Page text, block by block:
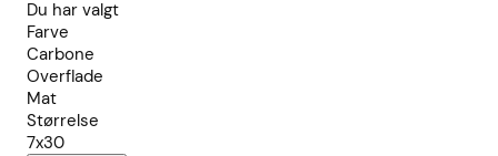
Du har valgt
Farve
Carbone
Overflade
Mat
Størrelse
7x30